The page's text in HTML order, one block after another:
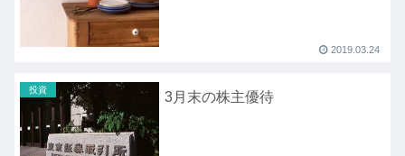
2019.03.24
投資 3月末の株主優待